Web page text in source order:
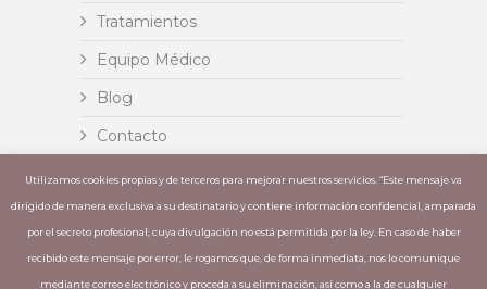
Tratamientos
Equipo Médico
Blog
Contacto
Insignia
Invisalign
Utilizamos cookies propias y de terceros para mejorar nuestros servicios. “Este mensaje va
dirigido de manera exclusiva a su destinatario y contiene información confidencial, amparada
por el secreto profesional, cuya divulgación no está permitida por la ley. En caso de haber
recibido este mensaje por error, le rogamos que, de forma inmediata, nos lo comunique
mediante correo electrónico y proceda a su eliminación, así como a la de cualquier